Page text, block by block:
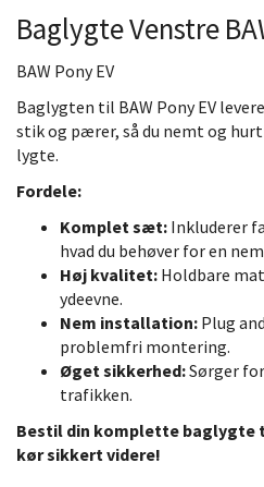
Baglygte Venstre
BAW Pony EV
Baglygten til BAW Pony EV
stik og pærer, så du nemt og
lygte.
Fordele:
Komplet sæt: Inkluderer
hvad du behøver for en
Høj kvalitet: Holdbare
ydeevne.
Nem installation: Plug
problemfri montering.
Øget sikkerhed:Sørger
trafikken.
Bestil din komplette baglygte
kør sikkert videre!